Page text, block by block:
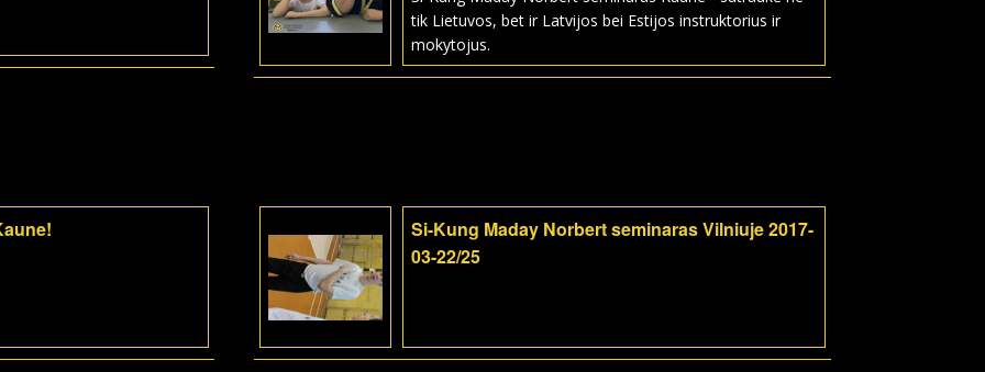
tik Lietuvos, bet ir Latvijos bei Estijos instruktorius ir
mokytojus.
Si-Kung Maday Norbert seminaras Vilniuje 2017-
03-22/25